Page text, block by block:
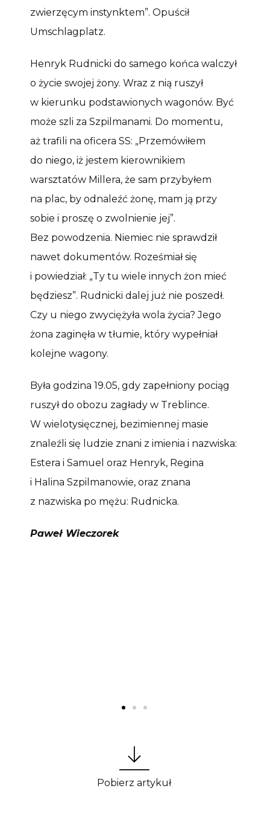
zwierzęcym instynktem”. Opuścił
Umschlagplatz.
Henryk Rudnicki do samego końca walczył
o życie swojej żony. Wraz z nią ruszył
w kierunku podstawionych wagonów. Być
może szli za Szpilmanami. Do momentu,
aż trafili na oficera SS: „Przemówiłem
do niego, iż jestem kierownikiem
warsztatów Millera, że sam przybyłem
na plac, by odnaleźć żonę, mam ją przy
sobie i proszę o zwolnienie jej”.
Bez powodzenia. Niemiec nie sprawdził
nawet dokumentów. Roześmiał się
i powiedział: „Ty tu wiele innych żon mieć
będziesz”. Rudnicki dalej już nie poszedł.
Czy u niego zwyciężyła wola życia? Jego
żona zaginęła w tłumie, który wypełniał
kolejne wagony.
Była godzina 19.05, gdy zapełniony pociąg
ruszył do obozu zagłady w Treblince.
W wielotysięcznej, bezimiennej masie
znaleźli się ludzie znani z imienia i nazwiska:
Estera i Samuel oraz Henryk, Regina
i Halina Szpilmanowie, oraz znana
z nazwiska po mężu: Rudnicka.
Paweł Wieczorek
Pobierz artykuł